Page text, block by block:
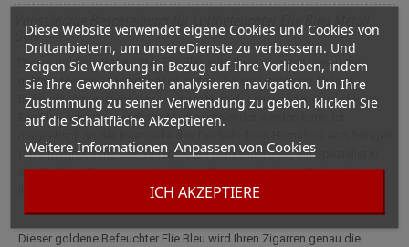
Diese Website verwendet eigene Cookies und Cookies von
Drittanbietern, um unsereDienste zu verbessern. Und
zeigen Sie Werbung in Bezug auf Ihre Vorlieben, indem
Sie Ihre Gewohnheiten analysieren navigation. Um Ihre
Zustimmung zu seiner Verwendung zu geben, klicken Sie
auf die Schaltfläche Akzeptieren.
Weitere Informationen Anpassen von Cookies
ICH AKZEPTIERE
Vollständige Beschreibung für Luftbefeuchter Elie Bleu Metall
Gold
Dieser goldene Befeuchter Elie Bleu wird Ihren Zigarren genau die
richtige Menge an Feuchtigkeit bieten, die sie benötigen. Dieses
Befeuchtungssystem, das in einem Humidor verwendet werden kann
Elie Bleu oder einer anderen Marke verwendet werden kann, ist
(falls magnetisch). Die französische Marke Elie Bleu, ein Spezialist in
der Welt der Zigarren, ermöglicht es Ihnen dank dieses Befeuchters,
Ihre wertvollen Module leicht zu pflegen.
Dieser goldene Befeuchter Elie Bleu wird Ihren Zigarren genau die